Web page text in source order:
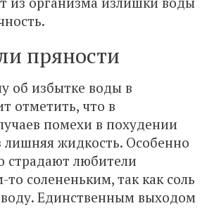
пряности
об избытке воды в
отметить, что в
помехи в похудении
лишняя жидкость. Особенно
страдают любители
то солененьким, так как соль
Единственным выходом